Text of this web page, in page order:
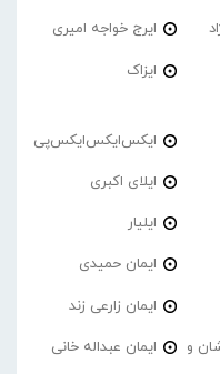
ایرج خواجه امیری
ایزاک
ایکس‌ایکس‌ایکس‌پی
ایلای اکبری
ایلیار
ایمان حمیدی
ایمان زارعی زند
و
ایمان عبداله خانی